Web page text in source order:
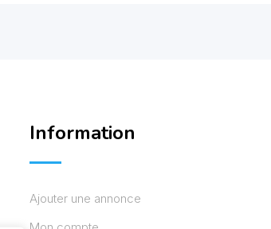
Information
Ajouter une annonce